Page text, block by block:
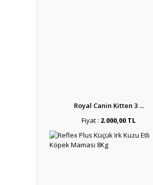
Royal Canin Kitten 3 ...
Fiyat : 2.000,00 TL